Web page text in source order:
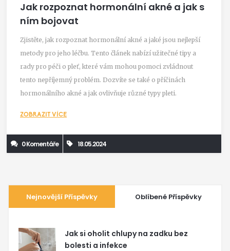
Jak rozpoznat hormonální akné a jak s
ním bojovat
Zjistěte, jak rozpoznat hormonální akné a jaké jsou nejlepší
metody pro jeho léčbu. Tento článek nabízí užitečné tipy a
rady pro péči o pleť, které vám mohou pomoci zvládnout
tento nepříjemný problém. Dozvíte se také o příčinách
hormonálního akné a jak ovlivňuje různé typy pleti.
ZOBRAZIT VÍCE
0 Komentáře 18.05.2024
Nejnovější Příspěvky Oblíbené Příspěvky
Jak si oholit chlupy na zadku bez
bolesti a infekce